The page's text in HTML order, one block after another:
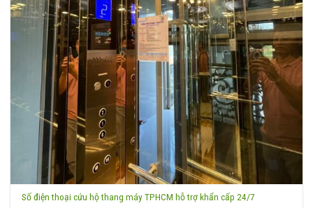
Số điện thoại cứu hộ thang máy TPHCM hỗ trợ khẩn cấp 24/7